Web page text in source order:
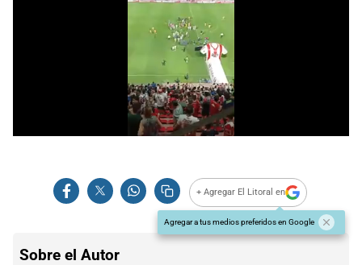
seconds
+ Agregar El Litoral en
Agregar a tus medios preferidos en Google
Sobre el Autor